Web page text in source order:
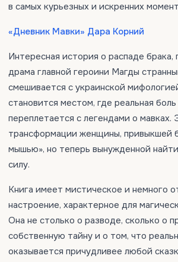
в самых курьезных и искренних
«Дневник Мавки» Дара Корний
Интересная история о распаде брака,
драма главной героини Магды
смешивается с украинской
становится местом, где реальная
переплетается с легендами о мавках.
трансформации женщины, привыкшей
мышью», но теперь вынужденной
силу.
Книга имеет мистическое и немного
настроение, характерное для
Она не столько о разводе, сколько о
собственную тайну и о том, что
оказывается причудливее любой